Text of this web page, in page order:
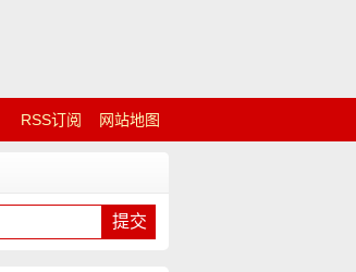
RSS订阅 网站地图